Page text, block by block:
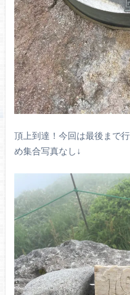
頂上到達！今回は最後まで
め集合写真なし↓